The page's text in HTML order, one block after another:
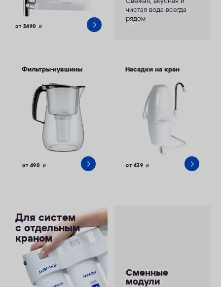
от 3490 руб.
Свежая, вкусная и
чистая вода всегда
рядом
Фильтры-кувшины
от 490 руб.
Насадки на кран
от 439 руб.
Для систем
с отдельным
краном
Сменные
модули